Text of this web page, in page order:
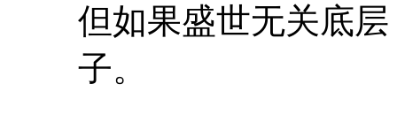
但如果盛世无关底
子。